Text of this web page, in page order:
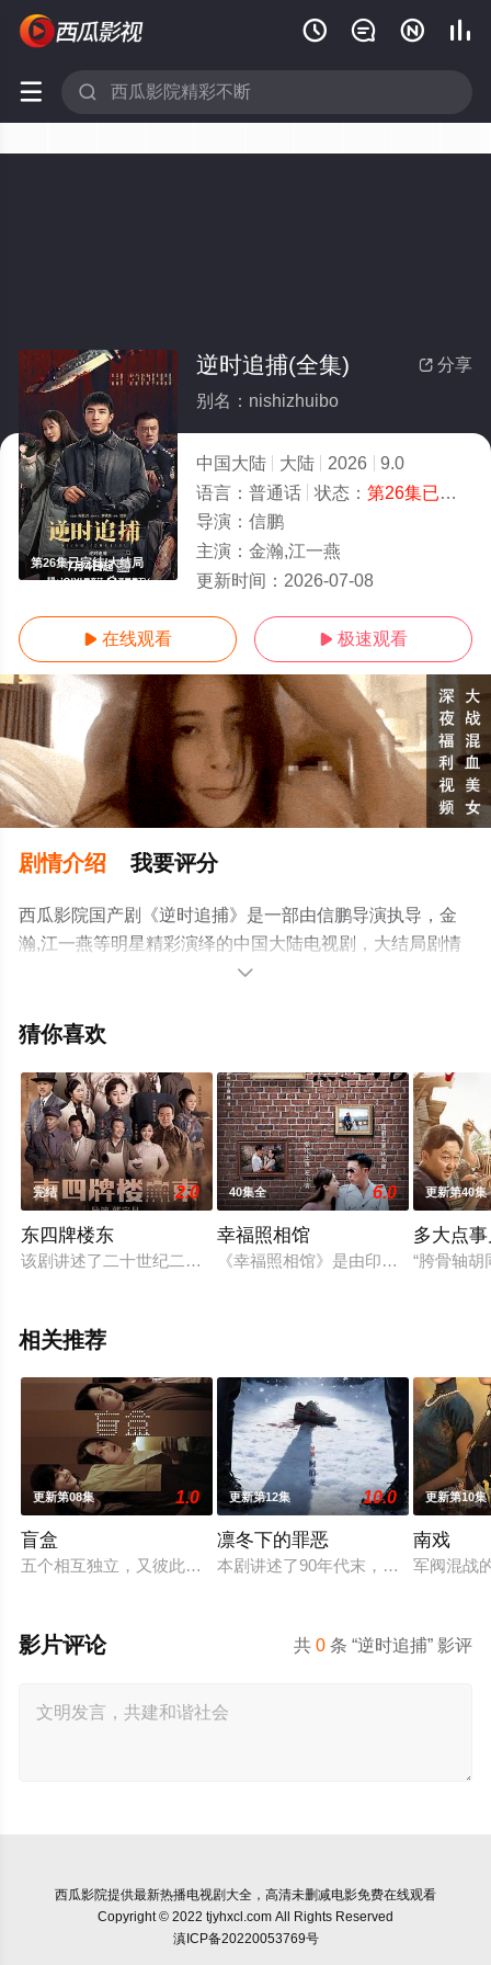
   
 
第26集已完结/大结局
 分享
逆时追捕(全集)
别名：nishizhuibo
中国大陆 大陆 2026
9.0
语言： 普通话 状态： 第26集已完结
导演： 信鹏
主演： 金瀚,江一燕
更新时间： 2026-07-08
 在线观看  极速观看
剧情介绍 我要评分
西瓜影院国产剧《逆时追捕》是一部由信鹏导演执导，金
瀚,江一燕等明星精彩演绎的中国大陆电视剧，大结局剧情
已揭晓（第26集已完结），手机免费观看高清无删减完整
电视剧、电视猫或剧情网等平台了解。
。

猜你喜欢
完结 2.0
东四牌楼东
该剧讲述了二十世纪二十至四十年代，一个好吃好玩的怂人贝
40集全 6.0
幸福照相馆
《幸福照相馆》是由印纪影视娱乐
更新第40集
多大点
“胯骨轴
相关推荐
更新第08集 1.0
盲盒
五个相互独立，又彼此呼应的故事——用一场精心策划的“夏令营
更新第12集 10.0
凛冬下的罪恶
本剧讲述了90年代末，怒河市刑侦支
更新第10集
南戏
军阀混战
共0 条 “逆时追捕” 影评
影片评论
西瓜影院提供最新热播电视剧大全，高清未删减电影免费在线观看
Copyright © 2022 tjyhxcl.com All Rights Reserved
滇ICP备20220053769号